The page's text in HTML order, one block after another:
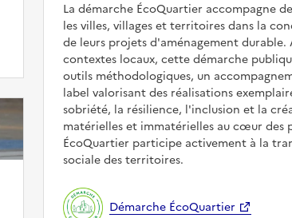
La démarche ÉcoQuartier accompagne
les villes, villages et territoires dans la
de leurs projets d'aménagement durable.
contextes locaux, cette démarche
outils méthodologiques, un
label valorisant des réalisations
sobriété, la résilience, l'inclusion et la
matérielles et immatérielles au cœur des
ÉcoQuartier participe activement à la
sociale des territoires.
Démarche ÉcoQuartier